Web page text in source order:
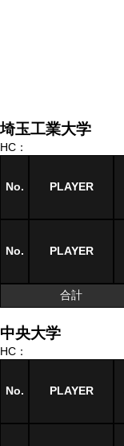
埼玉工業大学
HC：
No. PLAYER
No. PLAYER
合計
中央大学
HC：
No. PLAYER